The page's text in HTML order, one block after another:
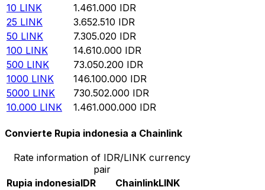
10 LINK 1.461.000 IDR
25 LINK 3.652.510 IDR
50 LINK 7.305.020 IDR
100 LINK 14.610.000 IDR
500 LINK 73.050.200 IDR
1000 LINK 146.100.000 IDR
5000 LINK 730.502.000 IDR
10.000 LINK 1.461.000.000 IDR
Convierte Rupia indonesia a Chainlink
Rate information of IDR/LINK currency
pair
Rupia indonesiaIDR ChainlinkLINK